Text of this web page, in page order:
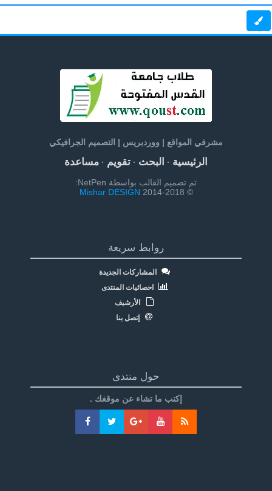
مشرفي المواقع | ووردبريس | التصميم الجرافيكي
الرئيسية· البحث· تقويم· مساعدة
تم تصميم القالب بواسطة NetPen:
© 2014-2018
Mishar DESIGN
روابط سريعة
المشاركات الجديدة
احصائيات المنتدى
الأرشيف
إتصل بنا
حول منتدى
إكتب ما تشاء عن موقغك .